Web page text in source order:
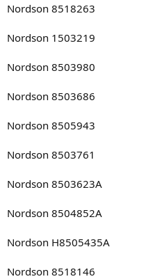
Nordson 8518263
Nordson 1503219
Nordson 8503980
Nordson 8503686
Nordson 8505943
Nordson 8503761
Nordson 8503623A
Nordson 8504852A
Nordson H8505435A
Nordson 8518146